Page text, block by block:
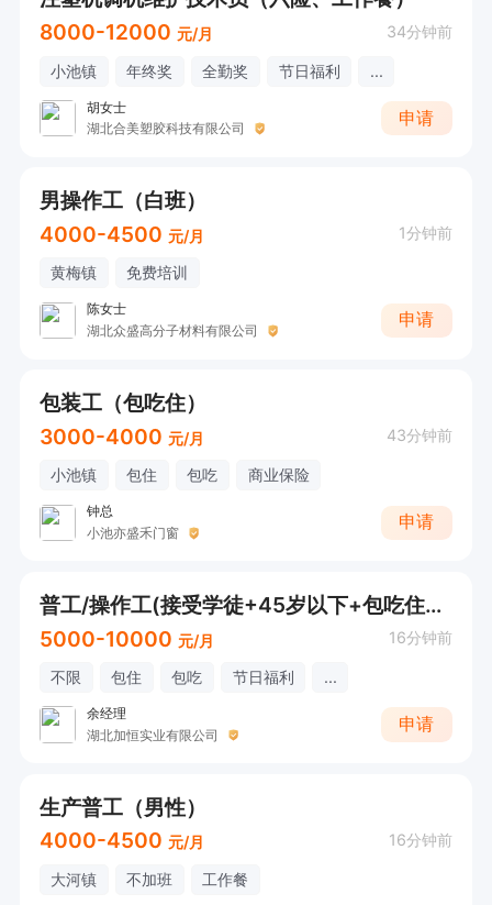
8000-12000 元/月 34分钟前
小池镇 年终奖 全勤奖 节日福利 ...
胡女士
湖北合美塑胶科技有限公司
申请
男操作工（白班）
4000-4500 元/月 1分钟前
黄梅镇 免费培训
陈女士
湖北众盛高分子材料有限公司
申请
包装工（包吃住）
3000-4000 元/月 43分钟前
小池镇 包住 包吃 商业保险
钟总
小池亦盛禾门窗
申请
普工/操作工(接受学徒+45岁以下+包吃住+五险+公积金+福利待遇好)
5000-10000 元/月 16分钟前
不限 包住 包吃 节日福利 ...
余经理
湖北加恒实业有限公司
申请
生产普工（男性）
4000-4500 元/月 16分钟前
大河镇 不加班 工作餐